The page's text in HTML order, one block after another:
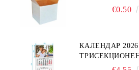
€0.50
КАЛЕНДАР